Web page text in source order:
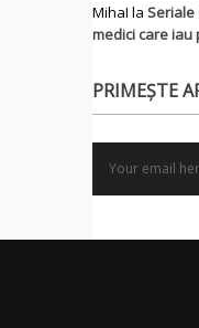
MihaI la Seriale
medici care
PRIMEȘTE